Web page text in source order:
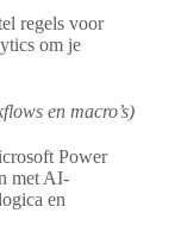
regels voor
om je
en macro’s)
Power
met AI-
en